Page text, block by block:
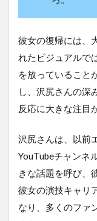
彼女の復帰には、
れたビジュアルで
を放っていること
し、沢尻さんの深
反応に大きな注目
沢尻さんは、以前
YouTubeチャンネ
きな話題を呼び、
彼女の演技キャリ
なり、多くのファ